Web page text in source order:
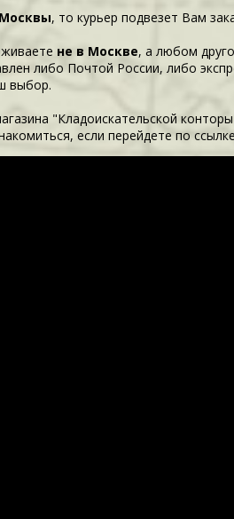
, то курьер подвезет Вам
не в Москве, а любом
либо Почтой России, либо
выбор.
"Кладоискательской
если перейдете по ссылке